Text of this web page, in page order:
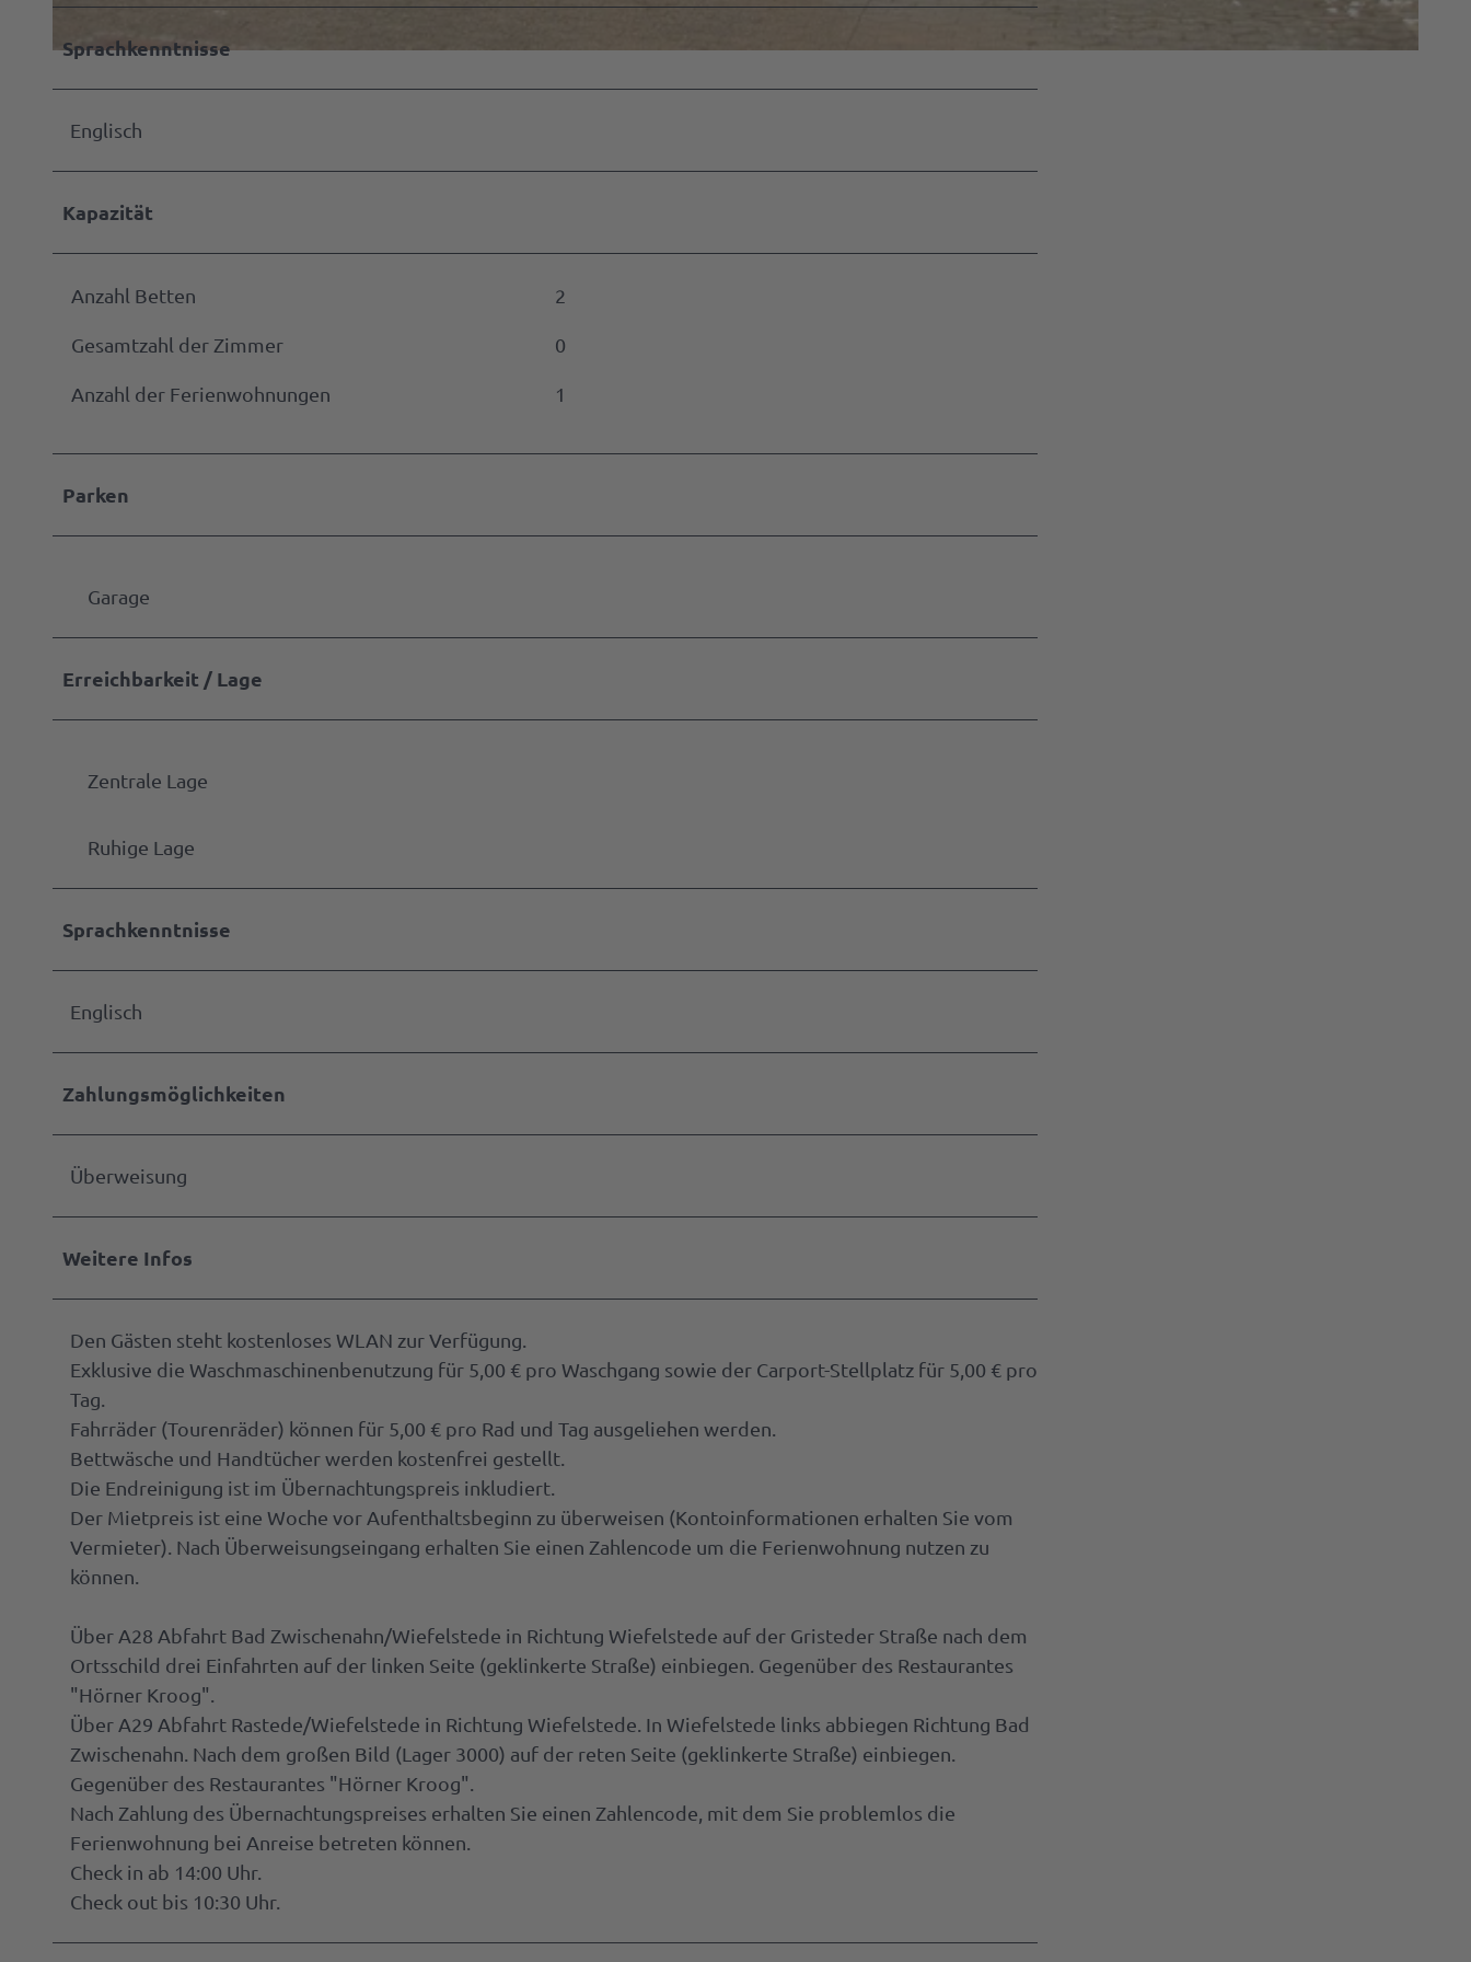
B2B | Event-
| Presse
Pressedownloads
© Hartmut Kuck
Sprachkenntnisse
Englisch
Kapazität
Anzahl Betten 2
Gesamtzahl der Zimmer 0
Anzahl der Ferienwohnungen 1
Parken
Garage
Erreichbarkeit / Lage
Zentrale Lage
Ruhige Lage
Sprachkenntnisse
Englisch
Zahlungsmöglichkeiten
Überweisung
Weitere Infos
Den Gästen steht kostenloses WLAN zur Verfügung.
Exklusive die Waschmaschinenbenutzung für 5,00 € pro Waschgang sowie der Carport-Stellplatz für 5,00 € pro
Tag.
Fahrräder (Tourenräder) können für 5,00 € pro Rad und Tag ausgeliehen werden.
Bettwäsche und Handtücher werden kostenfrei gestellt.
Die Endreinigung ist im Übernachtungspreis inkludiert.
Der Mietpreis ist eine Woche vor Aufenthaltsbeginn zu überweisen (Kontoinformationen erhalten Sie vom
Vermieter). Nach Überweisungseingang erhalten Sie einen Zahlencode um die Ferienwohnung nutzen zu
können.
Über A28 Abfahrt Bad Zwischenahn/Wiefelstede in Richtung Wiefelstede auf der Gristeder Straße nach dem
Ortsschild drei Einfahrten auf der linken Seite (geklinkerte Straße) einbiegen. Gegenüber des Restaurantes
"Hörner Kroog".
Über A29 Abfahrt Rastede/Wiefelstede in Richtung Wiefelstede. In Wiefelstede links abbiegen Richtung Bad
Zwischenahn. Nach dem großen Bild (Lager 3000) auf der reten Seite (geklinkerte Straße) einbiegen.
Gegenüber des Restaurantes "Hörner Kroog".
Nach Zahlung des Übernachtungspreises erhalten Sie einen Zahlencode, mit dem Sie problemlos die
Ferienwohnung bei Anreise betreten können.
Check in ab 14:00 Uhr.
Check out bis 10:30 Uhr.